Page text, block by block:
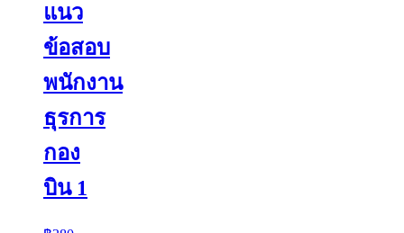
แนว
ข้อสอบ
พนักงาน
ธุรการ
กอง
บิน 1